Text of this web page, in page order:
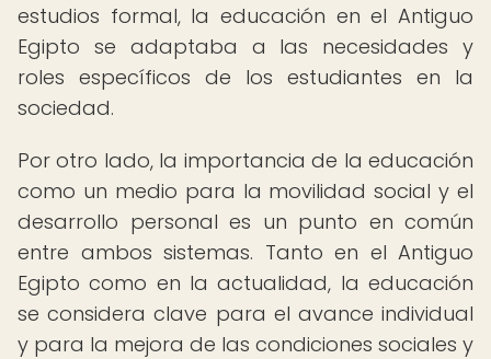
estudios formal, la educación en el Antiguo
Egipto se adaptaba a las necesidades y
roles específicos de los estudiantes en la
sociedad.
Por otro lado, la importancia de la educación
como un medio para la movilidad social y el
desarrollo personal es un punto en común
entre ambos sistemas. Tanto en el Antiguo
Egipto como en la actualidad, la educación
se considera clave para el avance individual
y para la mejora de las condiciones sociales y